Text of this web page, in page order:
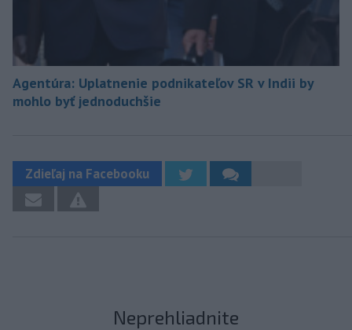
Agentúra: Uplatnenie podnikateľov SR v Indii by
mohlo byť jednoduchšie
Zdieľaj na Facebooku
Neprehliadnite